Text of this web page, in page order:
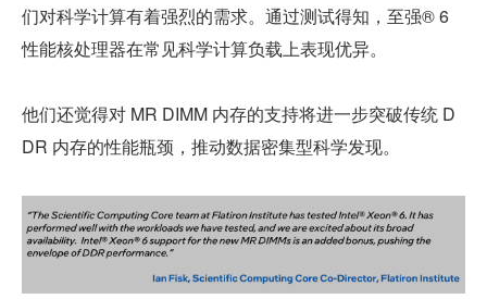
们对科学计算有着强烈的需求。通过测试得知，至强® 6
性能核处理器在常见科学计算负载上表现优异。
他们还觉得对 MR DIMM 内存的支持将进一步突破传统 D
DR 内存的性能瓶颈，推动数据密集型科学发现。